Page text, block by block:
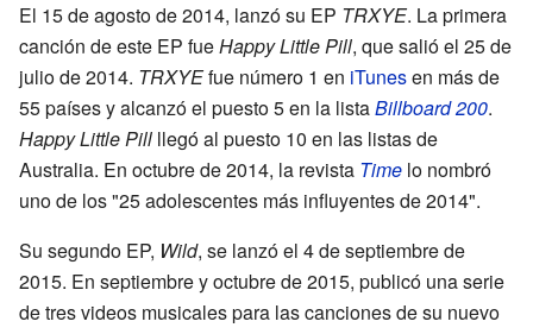
El 15 de agosto de 2014, lanzó su EP TRXYE. La primera
canción de este EP fueHappy Little Pill, que salió el 25 de
julio de 2014. TRXYEfue número 1 en iTunesen más de
55 países y alcanzó el puesto 5 en la listaBillboard 200.
Happy Little Pill llegó al puesto 10 en las listas de
Australia. En octubre de 2014, la revista Time lo nombró
uno de los "25 adolescentes más influyentes de 2014".
Su segundo EP, Wild, se lanzó el 4 de septiembre de
2015. En septiembre y octubre de 2015, publicó una serie
de tres videos musicales para las canciones de su nuevo